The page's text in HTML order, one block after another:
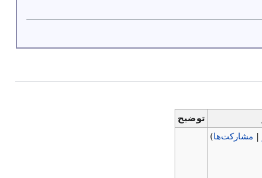
توضیح
| مشارکت‌ها)